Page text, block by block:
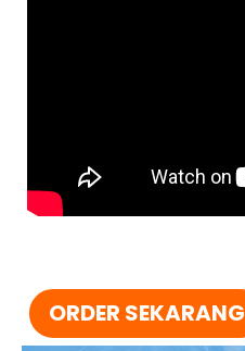
ORDER SEKARANG